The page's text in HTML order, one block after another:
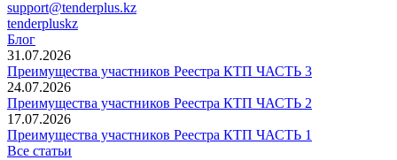
support@tenderplus.kz
tenderpluskz
Блог
31.07.2026
Преимущества участников Реестра КТП ЧАСТЬ 3
24.07.2026
Преимущества участников Реестра КТП ЧАСТЬ 2
17.07.2026
Преимущества участников Реестра КТП ЧАСТЬ 1
Все статьи